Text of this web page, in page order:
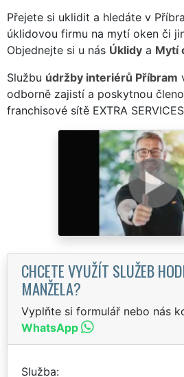
Přejete si uklidit a hledáte v
úklidovou firmu na mytí oken či
Objednejte si u nás Úklidy a Mytí
Službu údržby interiérů Příbram
odborně zajistí a poskytnou
franchisové sítě EXTRA
CHCETE VYUŽÍT SLUŽEB
MANŽELA?
Vyplňte si formulář nebo nás
WhatsApp
Služba